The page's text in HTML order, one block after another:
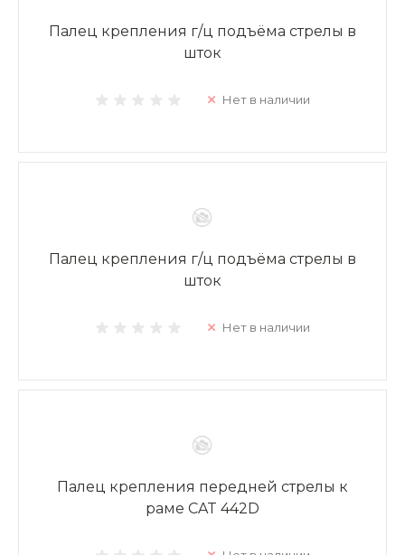
Палец крепления г/ц подъёма стрелы в
шток
Нет в наличии
Палец крепления г/ц подъёма стрелы в
шток
Нет в наличии
Палец крепления передней стрелы к
раме CAT 442D